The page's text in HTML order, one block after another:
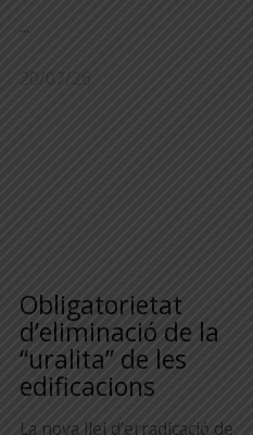
...
20/07/26
Obligatorietat
d’eliminació de la
“uralita” de les
edificacions
La nova llei d’erradicació de